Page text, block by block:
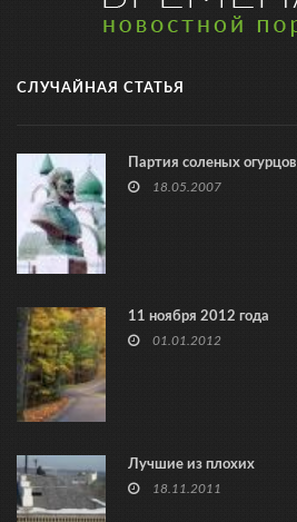
СЛУЧАЙНАЯ СТАТЬЯ
Партия соленых огурцов
18.05.2007
11 ноября 2012 года
01.01.2012
Лучшие из плохих
18.11.2011